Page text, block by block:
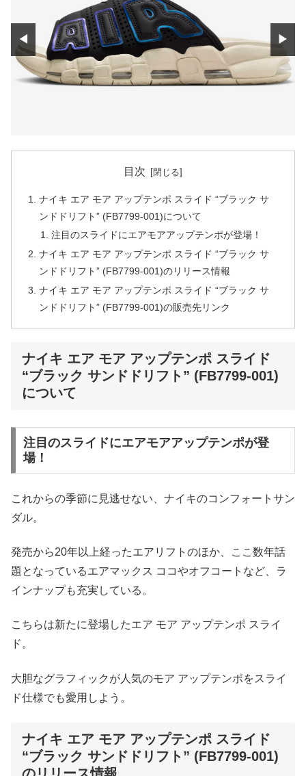
◀ ▶
目次
ナイキ エア モア アップテンポ スライド “ブラック サ
ンドドリフト” (FB7799-001)について
注目のスライドにエアモアアップテンポが登場！
ナイキ エア モア アップテンポ スライド “ブラック サ
ンドドリフト” (FB7799-001)のリリース情報
ナイキ エア モア アップテンポ スライド “ブラック サ
ンドドリフト” (FB7799-001)の販売先リンク
ナイキ エア モア アップテンポ スライド
“ブラック サンドドリフト” (FB7799-001)
について
注目のスライドにエアモアアップテンポが登
場！
これからの季節に見逃せない、ナイキのコンフォートサン
ダル。
発売から20年以上経ったエアリフトのほか、ここ数年話
題となっているエアマックス ココやオフコートなど、ラ
インナップも充実している。
こちらは新たに登場したエア モア アップテンポ スライ
ド。
大胆なグラフィックが人気のモア アップテンポをスライ
ド仕様でも愛用しよう。
ナイキ エア モア アップテンポ スライド
“ブラック サンドドリフト” (FB7799-001)